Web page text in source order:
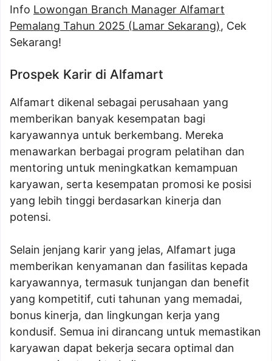
Info Lowongan Branch Manager Alfamart
Pemalang Tahun 2025 (Lamar Sekarang), Cek
Sekarang!
Prospek Karir di Alfamart
Alfamart dikenal sebagai perusahaan yang
memberikan banyak kesempatan bagi
karyawannya untuk berkembang. Mereka
menawarkan berbagai program pelatihan dan
mentoring untuk meningkatkan kemampuan
karyawan, serta kesempatan promosi ke posisi
yang lebih tinggi berdasarkan kinerja dan
potensi.
Selain jenjang karir yang jelas, Alfamart juga
memberikan kenyamanan dan fasilitas kepada
karyawannya, termasuk tunjangan dan benefit
yang kompetitif, cuti tahunan yang memadai,
bonus kinerja, dan lingkungan kerja yang
kondusif. Semua ini dirancang untuk memastikan
karyawan dapat bekerja secara optimal dan